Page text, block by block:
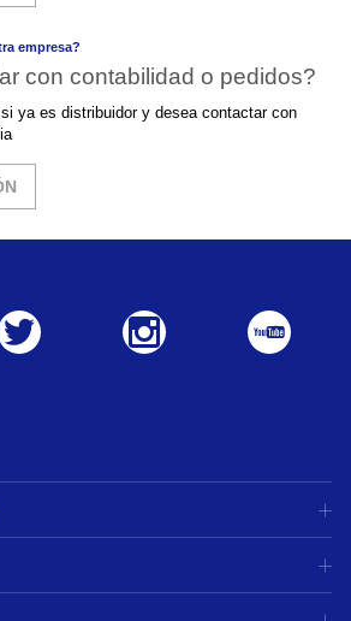
empresa?
con contabilidad o pedidos?
es distribuidor y desea contactar con